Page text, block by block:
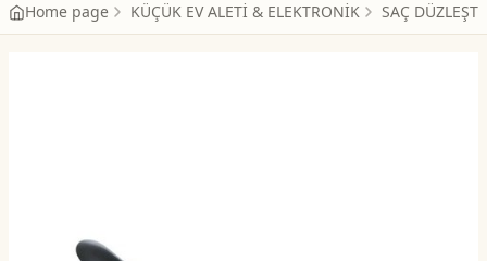
Home page KÜÇÜK EV ALETİ & ELEKTRONİK SAÇ